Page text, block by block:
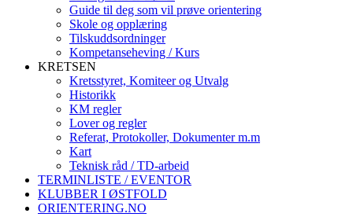
Guide til deg som vil prøve orientering
Skole og opplæring
Tilskuddsordninger
Kompetanseheving / Kurs
KRETSEN
Kretsstyret, Komiteer og Utvalg
Historikk
KM regler
Lover og regler
Referat, Protokoller, Dokumenter m.m
Kart
Teknisk råd / TD-arbeid
TERMINLISTE / EVENTOR
KLUBBER I ØSTFOLD
ORIENTERING.NO